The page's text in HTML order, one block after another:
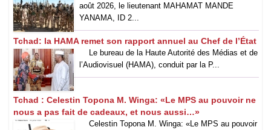
août 2026, le lieutenant MAHAMAT MANDE
YANAMA, ID 2...
Tchad: la HAMA remet son rapport annuel au Chef de l’État
Le bureau de la Haute Autorité des Médias et de
l’Audiovisuel (HAMA), conduit par la P...
Tchad : Celestin Topona M. Winga: «Le MPS au pouvoir ne
nous a pas fait de cadeaux, et nous aussi…»
‎Celestin Topona M. Winga: «Le MPS au pouvoir